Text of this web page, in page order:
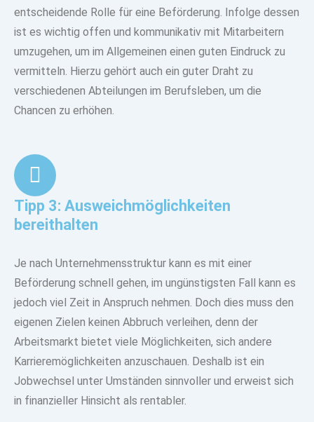
entscheidende Rolle für eine Beförderung. Infolge dessen
ist es wichtig offen und kommunikativ mit Mitarbeitern
umzugehen, um im Allgemeinen einen guten Eindruck zu
vermitteln. Hierzu gehört auch ein guter Draht zu
verschiedenen Abteilungen im Berufsleben, um die
Chancen zu erhöhen.
Tipp 3: Ausweichmöglichkeiten
bereithalten
Je nach Unternehmensstruktur kann es mit einer
Beförderung schnell gehen, im ungünstigsten Fall kann es
jedoch viel Zeit in Anspruch nehmen. Doch dies muss den
eigenen Zielen keinen Abbruch verleihen, denn der
Arbeitsmarkt bietet viele Möglichkeiten, sich andere
Karrieremöglichkeiten anzuschauen. Deshalb ist ein
Jobwechsel unter Umständen sinnvoller und erweist sich
in finanzieller Hinsicht als rentabler.